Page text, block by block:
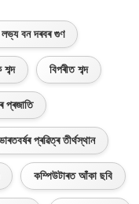
বন দৰবৰ গুণ
শব্দ বিপৰীত শব্দ
প্ৰজাতি
প্ৰৱিত্ৰ তীৰ্থস্থান
কম্পিউটাৰত আঁকা ছবি